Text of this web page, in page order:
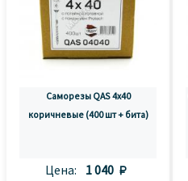
Саморезы QAS 4х40
коричневые (400 шт + бита)
Цена:
1 040 